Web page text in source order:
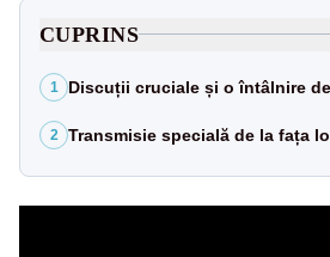
CUPRINS
1 Discuții cruciale și o întâlnire
2 Transmisie specială de la fața